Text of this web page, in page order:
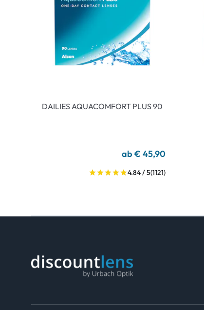
DAILIES AQUACOMFORT PLUS 90
ab € 45,90
4.84 / 5(1121)